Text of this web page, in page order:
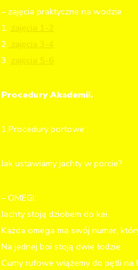
– zajęcia praktyczne na wodzie
1. zajęcia 1-2
2. zajęcia 3-4
3. zajęcia 5-6
Procedury Akademii.
1.Procedury portowe :
Jak ustawiamy jachty w porcie?
– OMEGI:
Jachty stoją dziobem do kei.
Każda omega ma swój numer,
Na jednej boi stoją dwie łodzie.
Cumy rufowe wiążemy do pętli na